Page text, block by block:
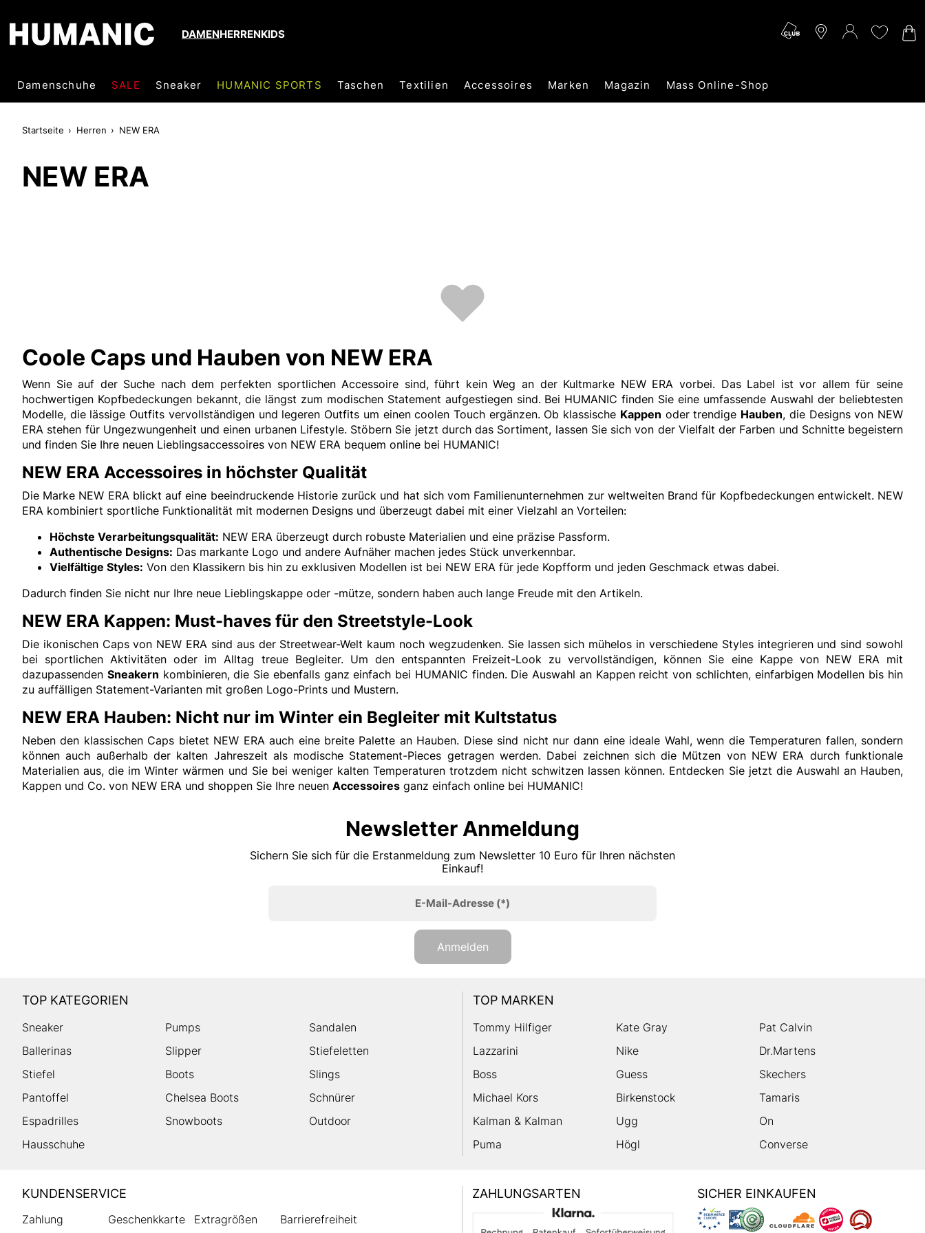
DAMENHERRENKIDS
Damenschuhe SALE Sneaker HUMANIC SPORTS Taschen Textilien Accessoires Marken Magazin Mass Online-Shop
Startseite Herren NEW ERA
NEW ERA
Coole Caps und Hauben von NEW ERA
Wenn Sie auf der Suche nach dem perfekten sportlichen Accessoire sind, führt kein Weg an der Kultmarke NEW ERA vorbei. Das Label ist vor allem für seine
hochwertigen Kopfbedeckungen bekannt, die längst zum modischen Statement aufgestiegen sind. Bei HUMANIC finden Sie eine umfassende Auswahl der beliebtesten
Modelle, die lässige Outfits vervollständigen und legeren Outfits um einen coolen Touch ergänzen. Ob klassische Kappen oder trendige Hauben, die Designs von NEW
ERA stehen für Ungezwungenheit und einen urbanen Lifestyle. Stöbern Sie jetzt durch das Sortiment, lassen Sie sich von der Vielfalt der Farben und Schnitte begeistern
und finden Sie Ihre neuen Lieblingsaccessoires von NEW ERA bequem online bei HUMANIC!
NEW ERA Accessoires in höchster Qualität
Die Marke NEW ERA blickt auf eine beeindruckende Historie zurück und hat sich vom Familienunternehmen zur weltweiten Brand für Kopfbedeckungen entwickelt. NEW
ERA kombiniert sportliche Funktionalität mit modernen Designs und überzeugt dabei mit einer Vielzahl an Vorteilen:
Höchste Verarbeitungsqualität: NEW ERA überzeugt durch robuste Materialien und eine präzise Passform.
Authentische Designs: Das markante Logo und andere Aufnäher machen jedes Stück unverkennbar.
Vielfältige Styles: Von den Klassikern bis hin zu exklusiven Modellen ist bei NEW ERA für jede Kopfform und jeden Geschmack etwas dabei.
Dadurch finden Sie nicht nur Ihre neue Lieblingskappe oder -mütze, sondern haben auch lange Freude mit den Artikeln.
NEW ERA Kappen: Must-haves für den Streetstyle-Look
Die ikonischen Caps von NEW ERA sind aus der Streetwear-Welt kaum noch wegzudenken. Sie lassen sich mühelos in verschiedene Styles integrieren und sind sowohl
bei sportlichen Aktivitäten oder im Alltag treue Begleiter. Um den entspannten Freizeit-Look zu vervollständigen, können Sie eine Kappe von NEW ERA mit
dazupassenden Sneakern kombinieren, die Sie ebenfalls ganz einfach bei HUMANIC finden. Die Auswahl an Kappen reicht von schlichten, einfarbigen Modellen bis hin
zu auffälligen Statement-Varianten mit großen Logo-Prints und Mustern.
NEW ERA Hauben: Nicht nur im Winter ein Begleiter mit Kultstatus
Neben den klassischen Caps bietet NEW ERA auch eine breite Palette an Hauben. Diese sind nicht nur dann eine ideale Wahl, wenn die Temperaturen fallen, sondern
können auch außerhalb der kalten Jahreszeit als modische Statement-Pieces getragen werden. Dabei zeichnen sich die Mützen von NEW ERA durch funktionale
Materialien aus, die im Winter wärmen und Sie bei weniger kalten Temperaturen trotzdem nicht schwitzen lassen können. Entdecken Sie jetzt die Auswahl an Hauben,
Kappen und Co. von NEW ERA und shoppen Sie Ihre neuen Accessoires ganz einfach online bei HUMANIC!
Newsletter Anmeldung
Sichern Sie sich für die Erstanmeldung zum Newsletter 10 Euro für Ihren nächsten
Einkauf!
E-Mail-Adresse(*)
Anmelden
TOP KATEGORIEN
Sneaker Pumps
Sandalen
Ballerinas
Slipper
Stiefeletten
Stiefel
Boots
Slings
Pantoffel
Chelsea Boots
Schnürer
Espadrilles
Snowboots
Outdoor
Hausschuhe
TOP MARKEN
Tommy Hilfiger Kate Gray
Pat Calvin
Lazzarini
Nike
Dr.Martens
Boss
Guess
Skechers
Michael Kors
Birkenstock
Tamaris
Kalman & Kalman
Ugg
On
Puma
Högl Converse
HUMANIC
Footer
KUNDENSERVICE
Zahlung Geschenkkarte Extragrößen Barrierefreiheit
ZAHLUNGSARTEN SICHER EINKAUFEN